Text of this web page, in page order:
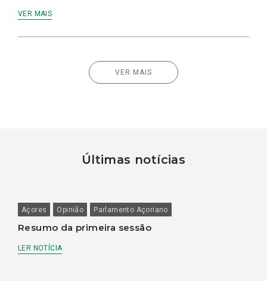
VER MAIS
VER MAIS
Últimas notícias
Açores Opinião Parlamento Açoriano
Resumo da primeira sessão
LER NOTÍCIA